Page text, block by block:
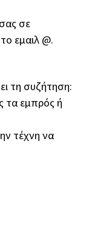
σε
εμαιλ @.
τη συζήτηση:
τα εμπρός ή
τέχνη να